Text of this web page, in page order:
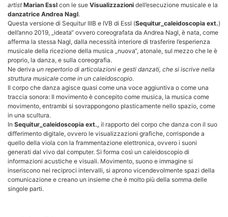
artist Marian Essl con le sue Visualizzazioni dell’esecuzione musicale e la
danzatrice Andrea Nagl.
Questa versione di Sequitur IIIB e IVB di Essl (Sequitur_caleidoscopia ext.)
dell’anno 2019, „ideata“ ovvero coreografata da Andrea Nagl, è nata, come
afferma la stessa Nagl, dalla necessità interiore di trasferire l’esperienza
musicale della ricezione della musica „nuova“, atonale, sul mezzo che le è
proprio, la danza, e sulla coreografia.
Ne deriva un repertorio di articolazioni e gesti danzati, che si iscrive nella
struttura musicale come in un caleidoscopio.
Il corpo che danza agisce quasi come una voce aggiuntiva o come una
traccia sonora: Il movimento è concepito come musica, la musica come
movimento, entrambi si sovrappongono plasticamente nello spazio, come
in una scultura.
In Sequitur_caleidoscopia ext., il rapporto del corpo che danza con il suo
differimento digitale, ovvero le visualizzazioni grafiche, corrisponde a
quello della viola con la frammentazione elettronica, ovvero i suoni
generati dal vivo dal computer. Si forma così un caleidoscopio di
informazioni acustiche e visuali. Movimento, suono e immagine si
inseriscono nei reciproci intervalli, si aprono vicendevolmente spazi della
comunicazione e creano un insieme che è molto più della somma delle
singole parti.